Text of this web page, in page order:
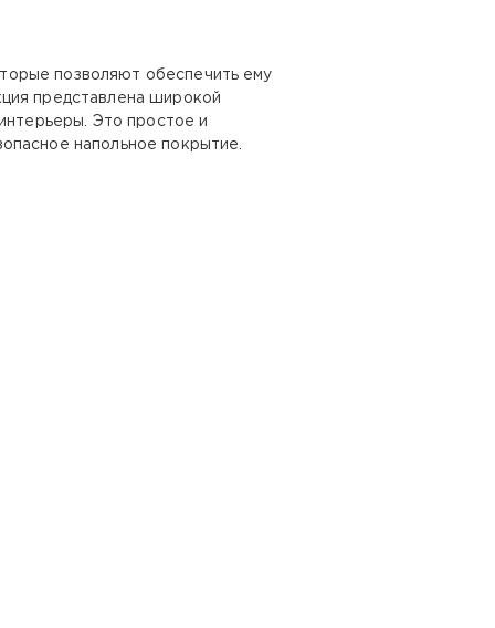
позволяют обеспечить ему
представлена широкой
Это простое и
напольное покрытие.